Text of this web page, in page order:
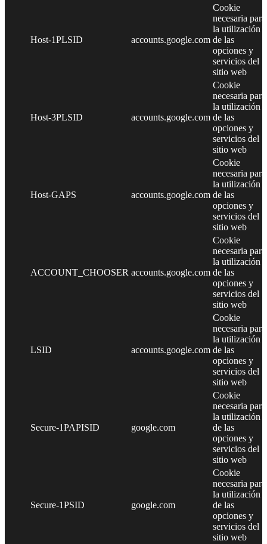
Host-1PLSID accounts.google.com
Cookie
necesaria para
la utilización
de las
opciones y
servicios del
sitio web
Host-3PLSID accounts.google.com
Cookie
necesaria para
la utilización
de las
opciones y
servicios del
sitio web
Host-GAPS accounts.google.com
Cookie
necesaria para
la utilización
de las
opciones y
servicios del
sitio web
ACCOUNT_CHOOSER accounts.google.com
Cookie
necesaria para
la utilización
de las
opciones y
servicios del
sitio web
LSID accounts.google.com
Cookie
necesaria para
la utilización
de las
opciones y
servicios del
sitio web
Secure-1PAPISID google.com
Cookie
necesaria para
la utilización
de las
opciones y
servicios del
sitio web
Secure-1PSID google.com
Cookie
necesaria para
la utilización
de las
opciones y
servicios del
sitio web